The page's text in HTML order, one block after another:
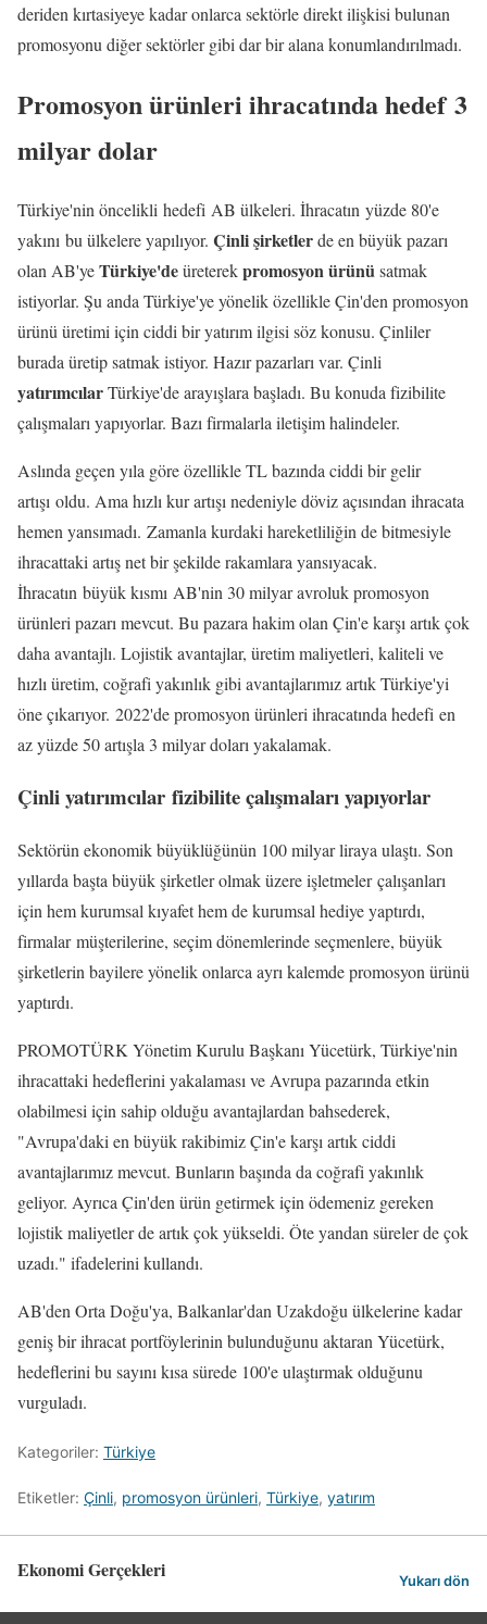
deriden kırtasiyeye kadar onlarca sektörle direkt ilişkisi bulunan
promosyonu diğer sektörler gibi dar bir alana konumlandırılmadı.
Promosyon ürünleri ihracatında hedef 3
milyar dolar
Türkiye'nin öncelikli hedefi AB ülkeleri. İhracatın yüzde 80'e
yakını bu ülkelere yapılıyor. Çinli şirketlerde en büyük pazarı
olan AB'yeTürkiye'deüreterekpromosyon ürünü satmak
istiyorlar. Şu anda Türkiye'ye yönelik özellikle Çin'den promosyon
ürünü üretimi için ciddi bir yatırım ilgisi söz konusu. Çinliler
burada üretip satmak istiyor. Hazır pazarları var. Çinli
yatırımcılarTürkiye'de arayışlara başladı. Bu konuda fizibilite
çalışmaları yapıyorlar. Bazı firmalarla iletişim halindeler.
Aslında geçen yıla göre özellikle TL bazında ciddi bir gelir
artışı oldu. Ama hızlı kur artışı nedeniyle döviz açısından ihracata
hemen yansımadı. Zamanla kurdaki hareketliliğin de bitmesiyle
ihracattaki artış net bir şekilde rakamlara yansıyacak.
İhracatın büyük kısmı AB'nin 30 milyar avroluk promosyon
ürünleri pazarı mevcut. Bu pazara hakim olan Çin'e karşı artık çok
daha avantajlı. Lojistik avantajlar, üretim maliyetleri, kaliteli ve
hızlı üretim, coğrafi yakınlık gibi avantajlarımız artık Türkiye'yi
öne çıkarıyor. 2022'de promosyon ürünleri ihracatında hedefi en
az yüzde 50 artışla 3 milyar doları yakalamak.
Çinli yatırımcılar fizibilite çalışmaları yapıyorlar
Sektörün ekonomik büyüklüğünün 100 milyar liraya ulaştı. Son
yıllarda başta büyük şirketler olmak üzere işletmeler çalışanları
için hem kurumsal kıyafet hem de kurumsal hediye yaptırdı,
firmalar müşterilerine, seçim dönemlerinde seçmenlere, büyük
şirketlerin bayilere yönelik onlarca ayrı kalemde promosyon ürünü
yaptırdı.
PROMOTÜRK Yönetim Kurulu Başkanı Yücetürk, Türkiye'nin
ihracattaki hedeflerini yakalaması ve Avrupa pazarında etkin
olabilmesi için sahip olduğu avantajlardan bahsederek,
"Avrupa'daki en büyük rakibimiz Çin'e karşı artık ciddi
avantajlarımız mevcut. Bunların başında da coğrafi yakınlık
geliyor. Ayrıca Çin'den ürün getirmek için ödemeniz gereken
lojistik maliyetler de artık çok yükseldi. Öte yandan süreler de çok
uzadı." ifadelerini kullandı.
AB'den Orta Doğu'ya, Balkanlar'dan Uzakdoğu ülkelerine kadar
geniş bir ihracat portföylerinin bulunduğunu aktaran Yücetürk,
hedeflerini bu sayını kısa sürede 100'e ulaştırmak olduğunu
vurguladı.
Kategoriler: Türkiye
Etiketler: Çinli, promosyon ürünleri, Türkiye, yatırım
Ekonomi Gerçekleri Yukarı dön